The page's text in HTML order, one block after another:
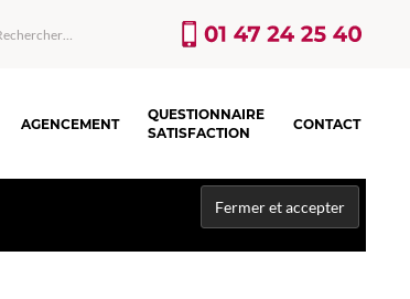
AGENCEMENT
QUESTIONNAIRE
SATISFACTION
CONTACT